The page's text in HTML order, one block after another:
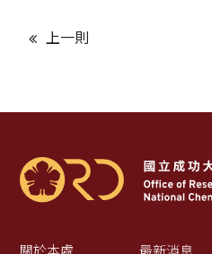
上一則
關於本處 最新消息